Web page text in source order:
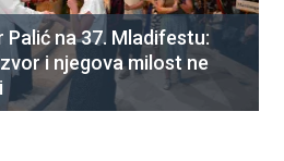
Palić na 37. Mladifestu:
i njegova milost ne